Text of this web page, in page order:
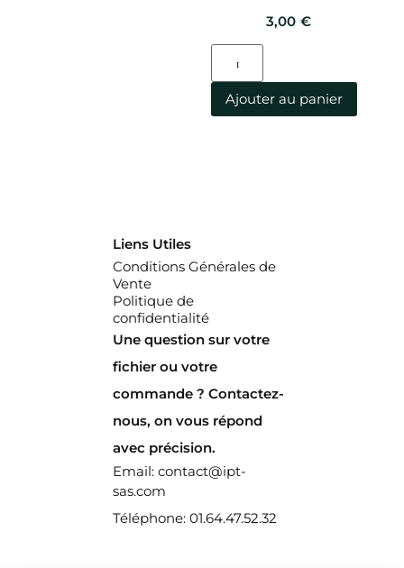
3,00 €
Ajouter au panier
Liens Utiles
Conditions Générales de
Vente
Politique de
confidentialité
Une question sur votre
fichier ou votre
commande ? Contactez-
nous, on vous répond
avec précision.
Email: contact@ipt-
sas.com
Téléphone: 01.64.47.52.32